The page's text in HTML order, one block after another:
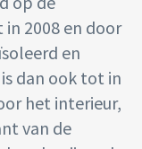
2008 en door
en
dan ook tot in
het interieur,
van de